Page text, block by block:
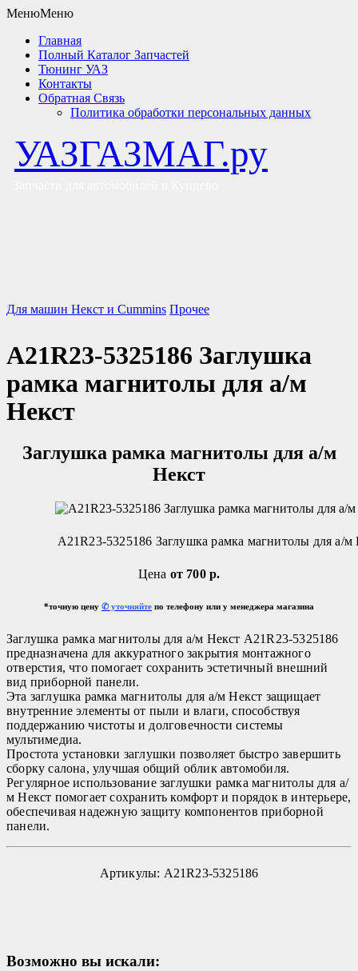
МенюМеню
Главная
Полный Каталог Запчастей
Тюнинг УАЗ
Контакты
Обратная Связь
Политика обработки персональных данных
УАЗГАЗМАГ.ру
Для машин Некст и Cummins Прочее
А21R23-5325186 Заглушка
рамка магнитолы для а/м
Некст
Заглушка рамка магнитолы для а/м
Некст
А21R23-5325186 Заглушка рамка магнитолы для а/м
Цена от 700 р.
*точную цену ✆ уточняйте по телефону или у менеджера магазина
Заглушка рамка магнитолы для а/м Некст A21R23-5325186
предназначена для аккуратного закрытия монтажного
отверстия, что помогает сохранить эстетичный внешний
вид приборной панели.
Эта заглушка рамка магнитолы для а/м Некст защищает
внутренние элементы от пыли и влаги, способствуя
поддержанию чистоты и долговечности системы
мультимедиа.
Простота установки заглушки позволяет быстро завершить
сборку салона, улучшая общий облик автомобиля.
Регулярное использование заглушки рамка магнитолы для а/
м Некст помогает сохранить комфорт и порядок в интерьере,
обеспечивая надежную защиту компонентов приборной
панели.
Артикулы: А21R23-5325186
Возможно вы искали: